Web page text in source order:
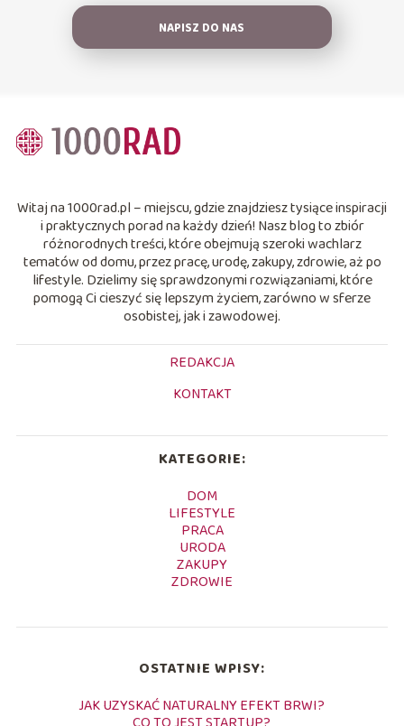
NAPISZ DO NAS
Witaj na 1000rad.pl – miejscu, gdzie znajdziesz tysiące inspiracji
i praktycznych porad na każdy dzień! Nasz blog to zbiór
różnorodnych treści, które obejmują szeroki wachlarz
tematów od domu, przez pracę, urodę, zakupy, zdrowie, aż po
lifestyle. Dzielimy się sprawdzonymi rozwiązaniami, które
pomogą Ci cieszyć się lepszym życiem, zarówno w sferze
osobistej, jak i zawodowej.
REDAKCJA
KONTAKT
KATEGORIE:
DOM
LIFESTYLE
PRACA
URODA
ZAKUPY
ZDROWIE
OSTATNIE WPISY:
JAK UZYSKAĆ NATURALNY EFEKT BRWI?